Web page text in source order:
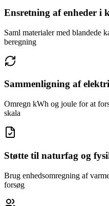
Ensretning af enheder i
Saml materialer med blandede
beregning
Sammenligning af
Omregn kWh og joule for at
skala
Støtte til naturfag og
Brug enhedsomregning af
forsøg